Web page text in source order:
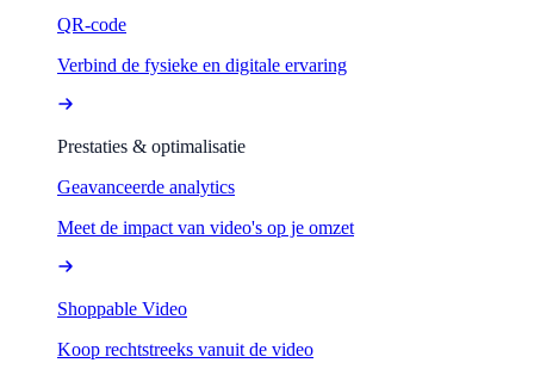
QR-code
Verbind de fysieke en digitale ervaring
Prestaties & optimalisatie
Geavanceerde analytics
Meet de impact van video's op je omzet
Shoppable Video
Koop rechtstreeks vanuit de video